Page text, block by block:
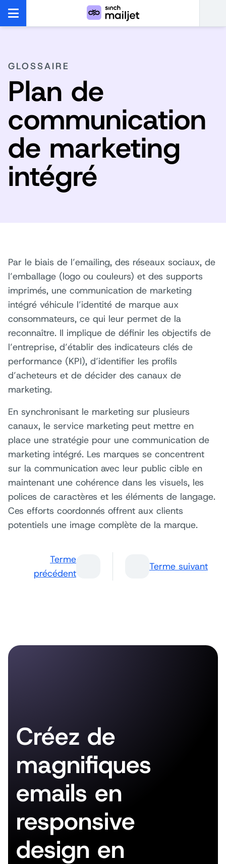
GLOSSAIRE
Plan de
communication
de marketing
intégré
Par le biais de l’emailing, des réseaux sociaux, de
l’emballage (logo ou couleurs) et des supports
imprimés, une communication de marketing
intégré véhicule l’identité de marque aux
consommateurs, ce qui leur permet de la
reconnaître. Il implique de définir les objectifs de
l’entreprise, d’établir des indicateurs clés de
performance (KPI), d’identifier les profils
d’acheteurs et de décider des canaux de
marketing.
En synchronisant le marketing sur plusieurs
canaux, le service marketing peut mettre en
place une stratégie pour une communication de
marketing intégré. Les marques se concentrent
sur la communication avec leur public cible en
maintenant une cohérence dans les visuels, les
polices de caractères et les éléments de langage.
Ces efforts coordonnés offrent aux clients
potentiels une image complète de la marque.
Terme
précédent
Terme suivant
Créez de
magnifiques
emails en
responsive
design en